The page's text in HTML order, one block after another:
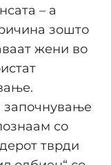
– а
зошто
жени во
започнување
со
тврди